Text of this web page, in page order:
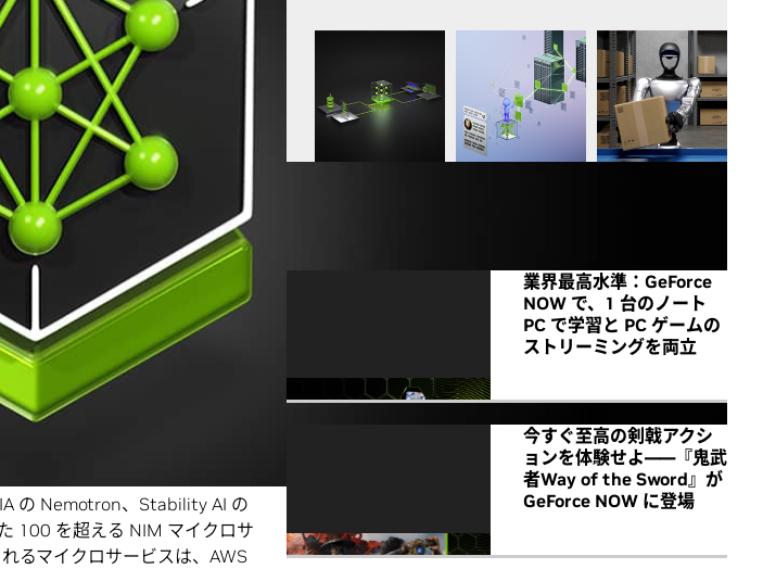
Amazon Bedrock Marketplace
、一般的に使用されるモデ
になりました。
ラットフォームの一部である
高性能なエンタープライズ グ
使いやすいマイクロサービス
、NVIDIA TensorRT、NVIDIA
、オープンソース コミュニテ
い AI モデルをサポートして
Elastic Kubernetes
の Nemotron、Stability AI の
100 を超える NIM マイクロサ
るマイクロサービスは、AWS
業界最高水準：GeForce
NOW で、1 台のノート
PC で学習と PC ゲームの
ストリーミングを両立
今すぐ至高の剣戟アクシ
ョンを体験せよ――『鬼武
者Way of the Sword』が
GeForce NOW に登場